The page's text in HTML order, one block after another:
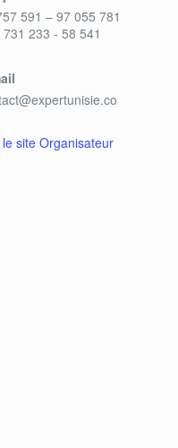
591 – 97 055 781
233 - 58 541
le site Organisateur